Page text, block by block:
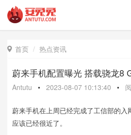
 首页 热点资讯
蔚来手机配置曝光 搭载骁龙8
Antutu • 2023-08-07 10:13:40 •
蔚来手机在上周已经完成了工信部的入
应该已经很近了。